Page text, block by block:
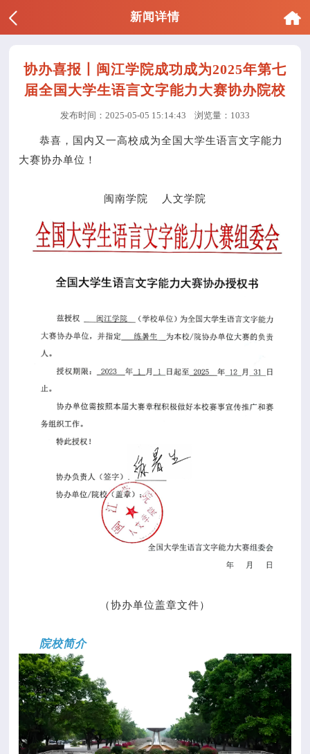
新闻详情
协办喜报丨闽江学院成功成为2025年第七
届全国大学生语言文字能力大赛协办院校
发布时间：2025-05-05 15:14:43 浏览量：1033
恭喜，国内又一高校成为全国大学生语言文字能力
大赛协办单位！
闽南学院 人文学院
（协办单位盖章文件）
院校简介